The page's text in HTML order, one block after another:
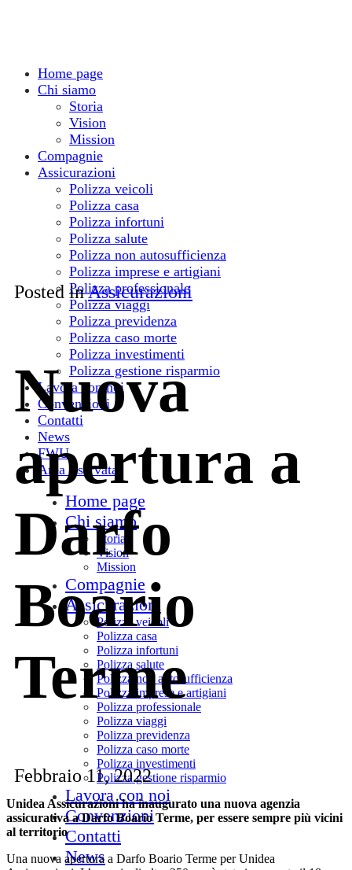
Home page
Chi siamo
Storia
Vision
Mission
Compagnie
Assicurazioni
Polizza veicoli
Polizza casa
Polizza infortuni
Polizza salute
Polizza non autosufficienza
Polizza imprese e artigiani
Polizza professionale
Polizza viaggi
Polizza previdenza
Polizza caso morte
Polizza investimenti
Polizza gestione risparmio
Lavora con noi
Convenzioni
Contatti
News
FWU
Area riservata
Home page
Chi siamo
Storia
Vision
Mission
Compagnie
Assicurazioni
Polizza veicoli
Polizza casa
Polizza infortuni
Polizza salute
Polizza non autosufficienza
Polizza imprese e artigiani
Polizza professionale
Polizza viaggi
Polizza previdenza
Polizza caso morte
Polizza investimenti
Polizza gestione risparmio
Lavora con noi
Convenzioni
Contatti
News
Posted inAssicurazioni
Nuova
apertura a
Darfo
Boario
Terme
Febbraio 11, 2022
Unidea Assicurazioni ha inaugurato una nuova agenzia
assicurativa a Darfo Boario Terme, per essere sempre più vicini
al territorio
Una nuova apertura a Darfo Boario Terme per Unidea